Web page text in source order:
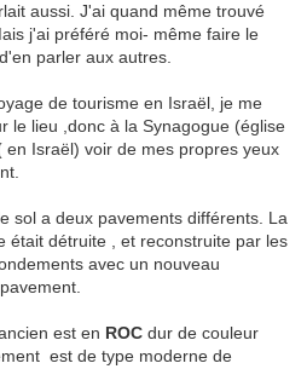
aussi. J'ai quand même trouvé
j'ai préféré moi- même faire le
parler aux autres.
de tourisme en Israël, je me
le lieu ,donc à la Synagogue (église
Israël) voir de mes propres yeux
sol a deux pavements différents. La
était détruite , et reconstruite par les
avec un nouveau
est en ROC dur de couleur
est de type moderne de